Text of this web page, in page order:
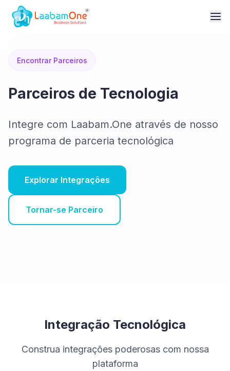
Encontrar Parceiros
Parceiros de Tecnologia
Integre com Laabam.One através de nosso
programa de parceria tecnológica
Explorar Integrações
Tornar-se Parceiro
Integração Tecnológica
Construa integrações poderosas com nossa
plataforma